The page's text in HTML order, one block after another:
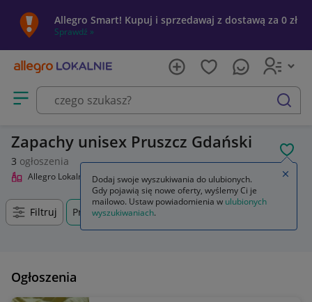
Allegro Smart! Kupuj i sprzedawaj z dostawą za 0 zł
Sprawdź »
Otwórz menu z kategoriami
szukaj
Zapachy unisex Pruszcz Gdański
3 ogłoszenia
Allegro Lokalnie Uroda Perfumy i wody Zapachy unisex
Filtruj Pruszcz Gdański, Pomorskie, +0 km
Ogłoszenia
Dodaj swoje wyszukiwania do ulubionych.
Gdy pojawią się nowe oferty, wyślemy Ci je
mailowo. Ustaw powiadomienia w ulubionych
wyszukiwaniach.